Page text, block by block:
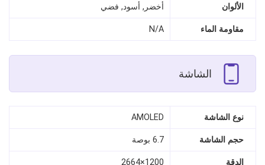
الألوان أخضر, أسود, فضي
مقاومة الماء N/A
الشاشة
نوع الشاشة AMOLED
حجم الشاشة 6.7 بوصة
الدقة 1200×2664